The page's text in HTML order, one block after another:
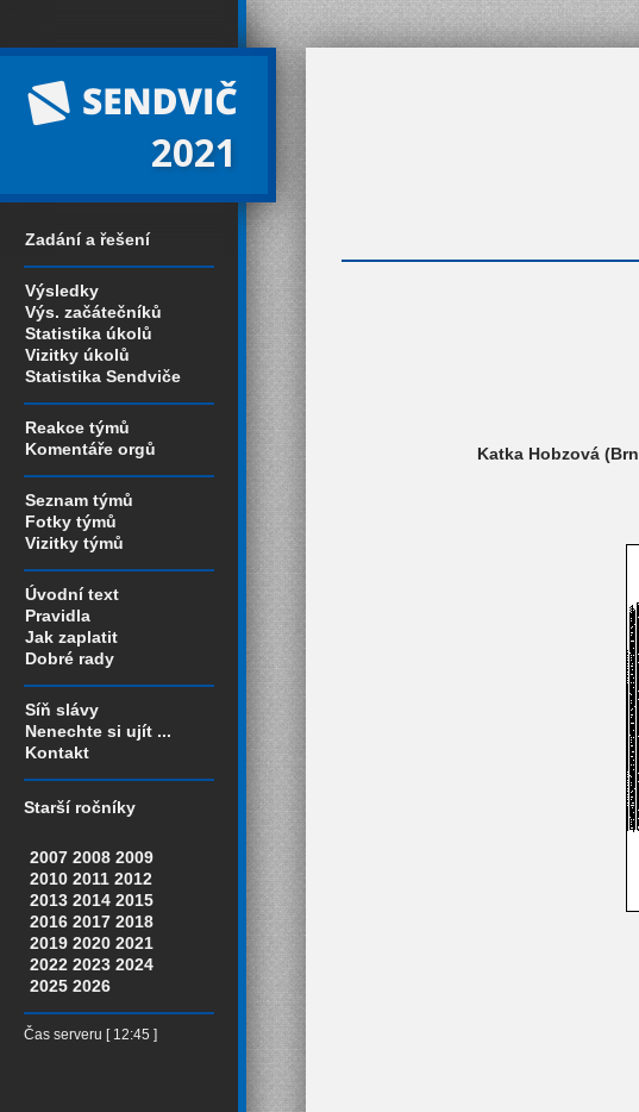
2021
Zadání a řešení
Výsledky
Výs. začátečníků
Statistika úkolů
Vizitky úkolů
Statistika Sendviče
Reakce týmů
Komentáře orgů
Seznam týmů
Fotky týmů
Vizitky týmů
Úvodní text
Pravidla
Jak zaplatit
Dobré rady
Síň slávy
Nenechte si ujít ...
Kontakt
Starší ročníky
2007 2008 2009
2010 2011 2012
2013 2014 2015
2016 2017 2018
2019 2020 2021
2022 2023 2024
2025 2026
Čas serveru [ 12:45 ]
Katka Hobzová